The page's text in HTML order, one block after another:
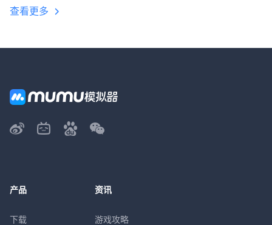
查看更多
产品
下载
资讯
游戏攻略